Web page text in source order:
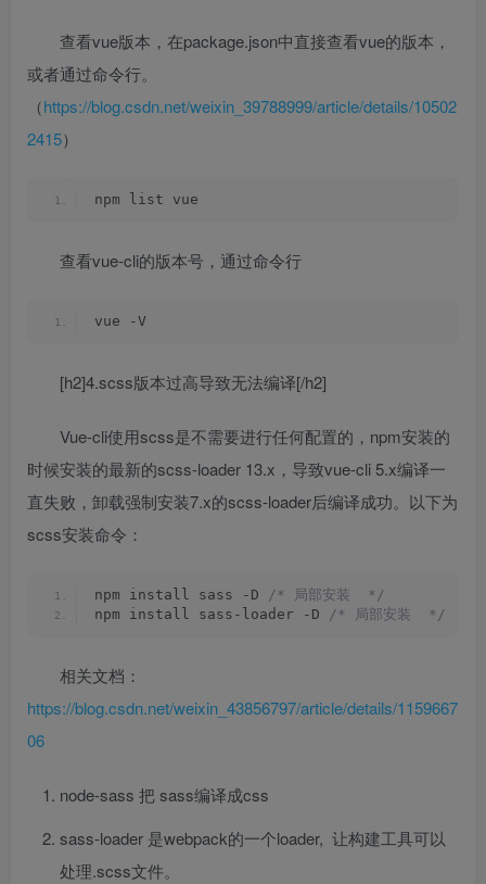
查看vue版本，在package.json中直接查看vue的版本，
或者通过命令行。
（https://blog.csdn.net/weixin_39788999/article/details/10502
2415）
npm list vue
查看vue-cli的版本号，通过命令行
vue -V
[h2]4.scss版本过高导致无法编译[/h2]
Vue-cli使用scss是不需要进行任何配置的，npm安装的
时候安装的最新的scss-loader 13.x，导致vue-cli 5.x编译一
直失败，卸载强制安装7.x的scss-loader后编译成功。以下为
scss安装命令：
npm install sass -D
/* 局部安装  */
npm install sass-loader -D
/* 局部安装  */
相关文档：
https://blog.csdn.net/weixin_43856797/article/details/1159667
06
node-sass 把 sass编译成css
sass-loader 是webpack的一个loader, 让构建工具可以
处理.scss文件。